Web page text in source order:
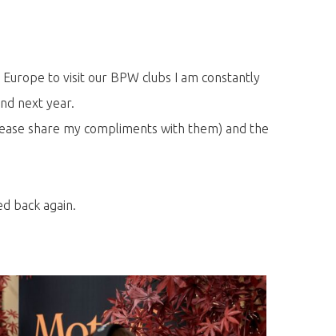
to visit our BPW clubs I am constantly
next year.
share my compliments with them) and the
back again.